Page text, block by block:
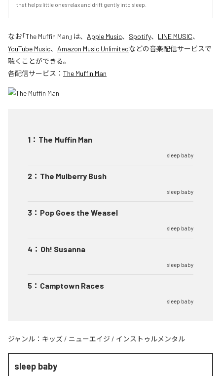
that helps little ones relax and drift gently into sleep.
なお「The Muffin Man 」は、 Apple Music、 Spotify、 LINE MUSIC、
YouTube Music、 Amazon Music Unlimitedなどの音楽配信サービスで
聴くことができる。
各配信サービス： The Muffin Man
1 ： The Muffin Man
sleep baby
2 ： The Mulberry Bush
sleep baby
3 ： Pop Goes the Weasel
sleep baby
4 ： Oh! Susanna
sleep baby
5 ： Camptown Races
sleep baby
ジャンル： キッズ / ニューエイジ / インストゥルメンタル
sleep baby